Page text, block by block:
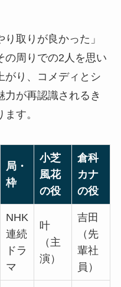
取りが良かった」
の周りでの2人を思い
がり、コメディとシ
力が再認識されるき
す。
局・
枠
小芝
風花
の役
倉科
カナ
の役
NHK
連続
ドラ
マ
叶
（主
演）
吉田
（先
輩社
員）